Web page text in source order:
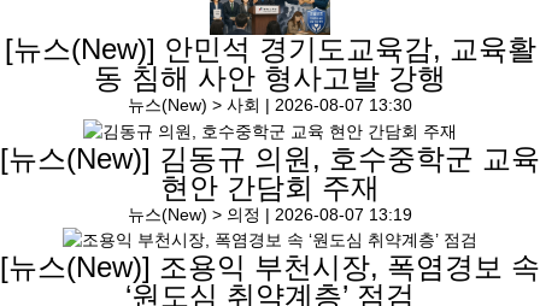
[뉴스(New)] 안민석 경기도교육감, 교육활
동 침해 사안 형사고발 강행
뉴스(New) > 사회 | 2026-08-07 13:30
[뉴스(New)] 김동규 의원, 호수중학군 교육
현안 간담회 주재
뉴스(New) > 의정 | 2026-08-07 13:19
[뉴스(New)] 조용익 부천시장, 폭염경보 속
‘원도심 취약계층’ 점검